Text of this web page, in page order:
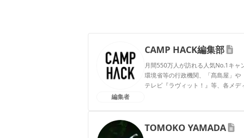
編集者
CAMP HACK編集部
月間550万人が訪れる人気No.1キャ
環境省等の行政機関、「髙島屋」
テレビ『ラヴィット！』等、各メデ
TOMOKO YAMADA